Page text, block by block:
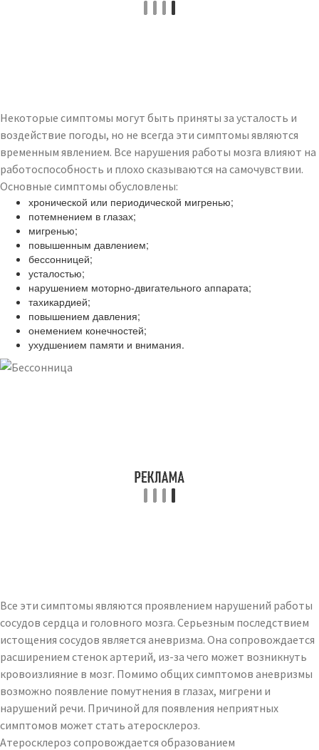
Некоторые симптомы могут быть приняты за усталость и
воздействие погоды, но не всегда эти симптомы являются
временным явлением. Все нарушения работы мозга влияют на
работоспособность и плохо сказываются на самочувствии.
Основные симптомы обусловлены:
хронической или периодической мигренью;
потемнением в глазах;
мигренью;
повышенным давлением;
бессонницей;
усталостью;
нарушением моторно-двигательного аппарата;
тахикардией;
повышением давления;
онемением конечностей;
ухудшением памяти и внимания.
Все эти симптомы являются проявлением нарушений работы
сосудов сердца и головного мозга. Серьезным последствием
истощения сосудов является аневризма. Она сопровождается
расширением стенок артерий, из-за чего может возникнуть
кровоизлияние в мозг. Помимо общих симптомов аневризмы
возможно появление помутнения в глазах, мигрени и
нарушений речи. Причиной для появления неприятных
симптомов может стать атеросклероз.
Атеросклероз сопровождается образованием